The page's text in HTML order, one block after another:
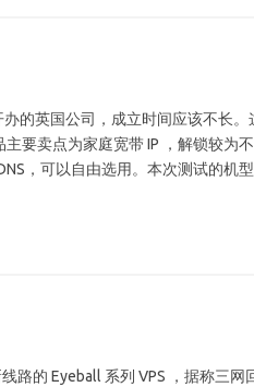
的英国公司，成立时间应该不长。
主要卖点为家庭宽带 IP ，解锁较为不
，可以自由选用。本次测试的机
路的 Eyeball 系列 VPS ，据称三网